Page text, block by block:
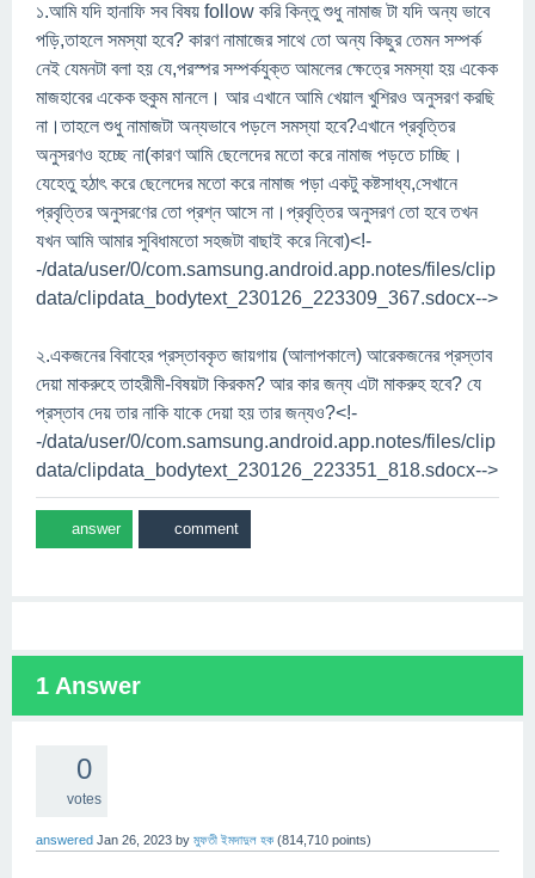
১.আমি যদি হানাফি সব বিষয় follow করি কিন্তু শুধু নামাজ টা যদি অন্য ভাবে
পড়ি,তাহলে সমস্যা হবে? কারণ নামাজের সাথে তো অন্য কিছুর তেমন সম্পর্ক
নেই যেমনটা বলা হয় যে,পরস্পর সম্পর্কযুক্ত আমলের ক্ষেত্রে সমস্যা হয় একেক
মাজহাবের একেক হুকুম মানলে। আর এখানে আমি খেয়াল খুশিরও অনুসরণ করছি
না।তাহলে শুধু নামাজটা অন্যভাবে পড়লে সমস্যা হবে?এখানে প্রবৃত্তির
অনুসরণও হচ্ছে না(কারণ আমি ছেলেদের মতো করে নামাজ পড়তে চাচ্ছি।
যেহেতু হঠাৎ করে ছেলেদের মতো করে নামাজ পড়া একটু কষ্টসাধ্য,সেখানে
প্রবৃত্তির অনুসরণের তো প্রশ্ন আসে না।প্রবৃত্তির অনুসরণ তো হবে তখন
যখন আমি আমার সুবিধামতো সহজটা বাছাই করে নিবো)<!-
-/data/user/0/com.samsung.android.app.notes/files/clip
data/clipdata_bodytext_230126_223309_367.sdocx-->
২.একজনের বিবাহের প্রস্তাবকৃত জায়গায় (আলাপকালে) আরেকজনের প্রস্তাব
দেয়া মাকরুহে তাহরীমী-বিষয়টা কিরকম? আর কার জন্য এটা মাকরুহ হবে? যে
প্রস্তাব দেয় তার নাকি যাকে দেয়া হয় তার জন্যও?<!-
-/data/user/0/com.samsung.android.app.notes/files/clip
data/clipdata_bodytext_230126_223351_818.sdocx-->
1 Answer
0
votes
answered Jan 26, 2023 by মুফতী ইমদাদুল হক (814,710 points)